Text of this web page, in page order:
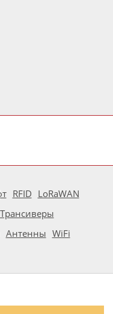
RFID LoRaWAN
Трансиверы
Антенны WiFi